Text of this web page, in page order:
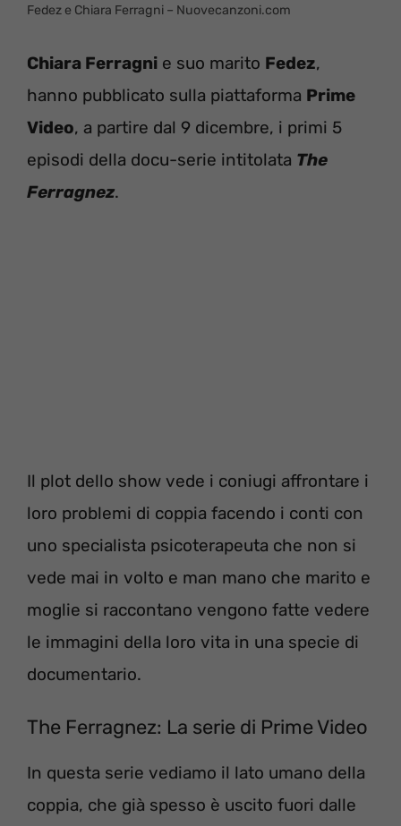
Fedez e Chiara Ferragni – Nuovecanzoni.com
Chiara Ferragni e suo marito Fedez,
hanno pubblicato sulla piattaforma Prime
Video, a partire dal 9 dicembre, i primi 5
episodi della docu-serie intitolata The
Ferragnez.
Il plot dello show vede i coniugi affrontare i
loro problemi di coppia facendo i conti con
uno specialista psicoterapeuta che non si
vede mai in volto e man mano che marito e
moglie si raccontano vengono fatte vedere
le immagini della loro vita in una specie di
documentario.
The Ferragnez: La serie di Prime Video
In questa serie vediamo il lato umano della
coppia, che già spesso è uscito fuori dalle